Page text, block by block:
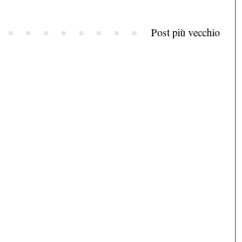
Post più vecchio